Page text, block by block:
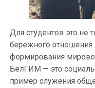
Для студентов это не
бережного отношения
формирования
БелГИМ — это
пример служения